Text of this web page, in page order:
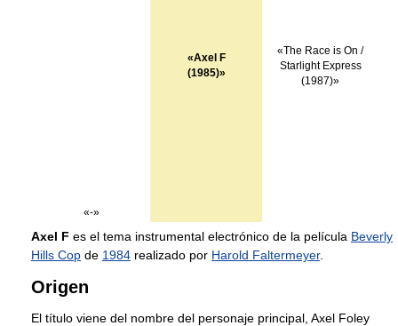
«-»
«Axel F
(1985)»
«The Race is On /
Starlight Express
(1987)»
Axel F es el tema instrumental electrónico de la película Beverly
Hills Cop de 1984 realizado por Harold Faltermeyer.
Origen
El título viene del nombre del personaje principal, Axel Foley